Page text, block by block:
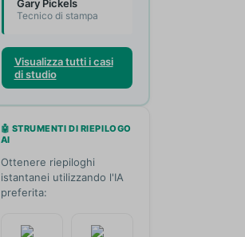
Gary Pickels
Tecnico di stampa
Visualizza tutti i casi
di studio
🤖 STRUMENTI DI RIEPILOGO
AI
Ottenere riepiloghi
istantanei utilizzando l'IA
preferita: